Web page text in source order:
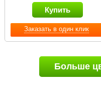
Заказать в один клик
Купить
Больше